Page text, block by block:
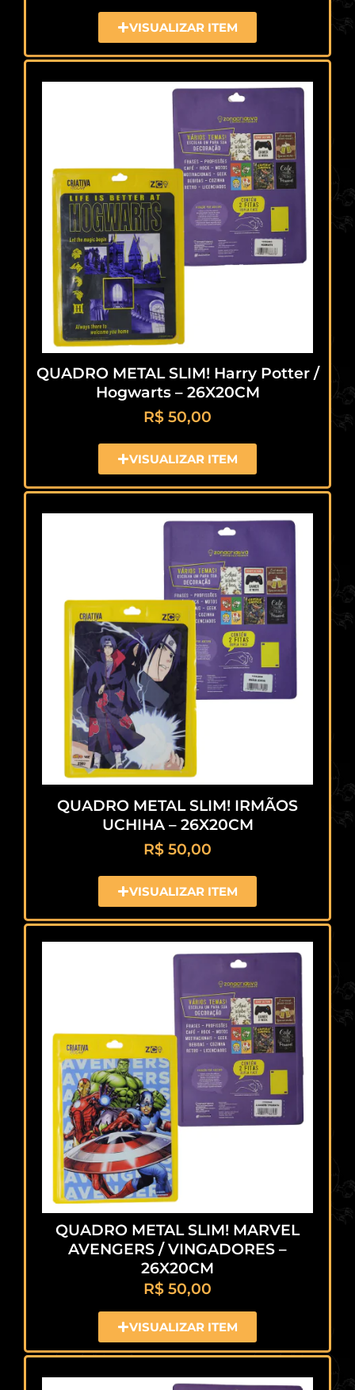
VISUALIZAR ITEM
QUADRO METAL SLIM! Harry Potter /
Hogwarts – 26X20CM
R$ 50,00
VISUALIZAR ITEM
QUADRO METAL SLIM! IRMÃOS
UCHIHA – 26X20CM
R$ 50,00
VISUALIZAR ITEM
QUADRO METAL SLIM! MARVEL
AVENGERS / VINGADORES –
26X20CM
R$ 50,00
VISUALIZAR ITEM